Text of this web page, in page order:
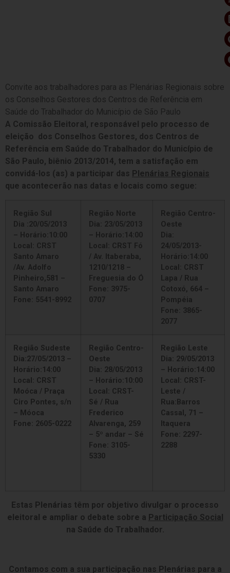
Convite aos trabalhadores para as Plenárias Regionais sobre
os Conselhos Gestores dos Centros de Referência em
Saúde do Trabalhador do Município de São Paulo
A Comissão Eleitoral, responsável pelo processo de
eleição dos Conselhos Gestores, dos Centros de
Referência em Saúde do Trabalhador do Município de
São Paulo, biênio 2013/2014, tem a satisfação em
convidá-los (as) a participar das Plenárias Regionais
que acontecerão nas datas e locais como segue:
Região Sul
Dia :20/05/2013
– Horário:10:00
Local: CRST
Santo Amaro
/Av. Adolfo
Pinheiro,581 –
Santo Amaro
Fone: 5541-8992
Região Norte
Dia: 23/05/2013
– Horário:14:00
Local: CRST Fó
/ Av. Itaberaba,
1210/1218 –
Freguesia do Ó
Fone: 3975-
0707
Região Centro-
Oeste
Dia:
24/05/2013-
Horário:14:00
Local: CRST
Lapa / Rua
Cotoxó, 664 –
Pompéia
Fone: 3865-
2077
Região Sudeste
Dia:27/05/2013 –
Horário:14:00
Local: CRST
Moóca / Praça
Ciro Pontes, s/n
– Móoca
Fone: 2605-0222
Região Centro-
Oeste
Dia: 28/05/2013
– Horário:10:00
Local: CRST-
Sé / Rua
Frederico
Alvarenga, 259
– 5º andar – Sé
Fone: 3105-
5330
Região Leste
Dia: 29/05/2013
– Horário:14:00
Local: CRST-
Leste /
Rua:Barros
Cassal, 71 –
Itaquera
Fone: 2297-
2288
Estas Plenárias têm por objetivo divulgar o processo
eleitoral e ampliar o debate sobre a Participação Social
na Saúde do Trabalhador.
Contamos com a sua participação nas Plenárias para a